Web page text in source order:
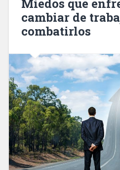
Miedos que
cambiar de
combatirlos